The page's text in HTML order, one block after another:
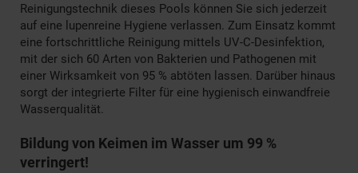
Reinigungstechnik dieses Pools können Sie sich jederzeit
auf eine lupenreine Hygiene verlassen. Zum Einsatz kommt
eine fortschrittliche Reinigung mittels UV-C-Desinfektion,
mit der sich 60 Arten von Bakterien und Pathogenen mit
einer Wirksamkeit von 95 % abtöten lassen. Darüber hinaus
sorgt der integrierte Filter für eine hygienisch einwandfreie
Wasserqualität.
Bildung von Keimen im Wasser um 99 %
verringert!